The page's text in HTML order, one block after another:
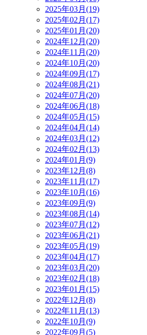
2025年03月(19)
2025年02月(17)
2025年01月(20)
2024年12月(20)
2024年11月(20)
2024年10月(20)
2024年09月(17)
2024年08月(21)
2024年07月(20)
2024年06月(18)
2024年05月(15)
2024年04月(14)
2024年03月(12)
2024年02月(13)
2024年01月(9)
2023年12月(8)
2023年11月(17)
2023年10月(16)
2023年09月(9)
2023年08月(14)
2023年07月(12)
2023年06月(21)
2023年05月(19)
2023年04月(17)
2023年03月(20)
2023年02月(18)
2023年01月(15)
2022年12月(8)
2022年11月(13)
2022年10月(9)
2022年09月(5)